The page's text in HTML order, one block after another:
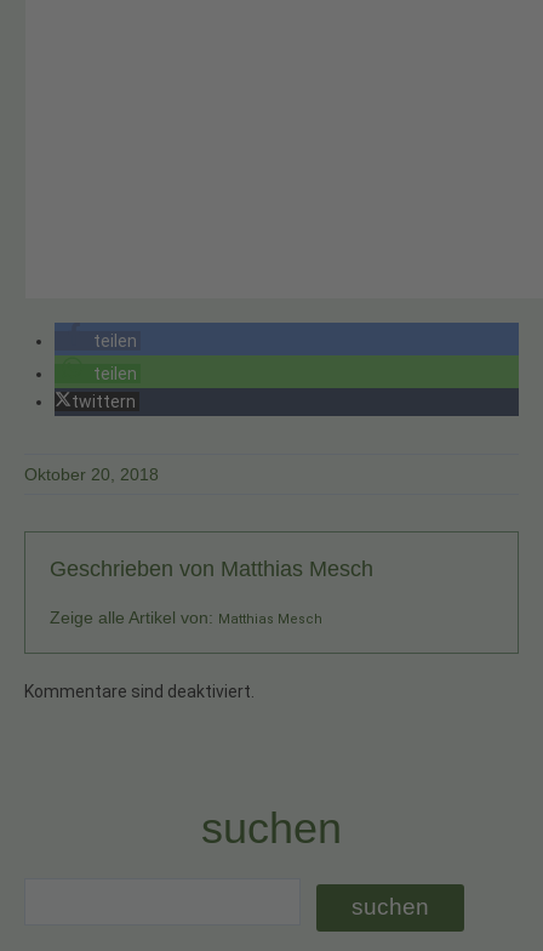
teilen
teilen
twittern
Oktober 20, 2018
Geschrieben von Matthias Mesch
Zeige alle Artikel von: Matthias Mesch
Kommentare sind deaktiviert.
suchen